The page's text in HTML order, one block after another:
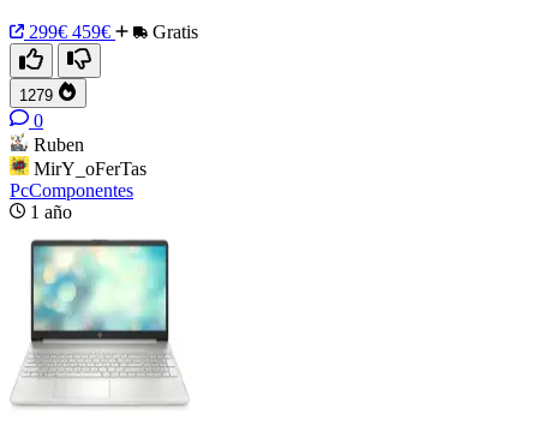
299€ 459€ Gratis
1279
0
Ruben
MirY_oFerTas
PcComponentes
1 año